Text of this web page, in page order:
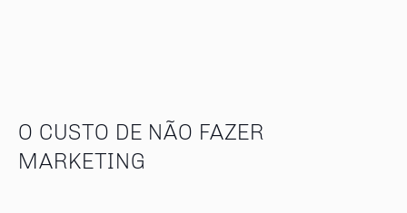
O CUSTO DE NÃO FAZER
MARKETING